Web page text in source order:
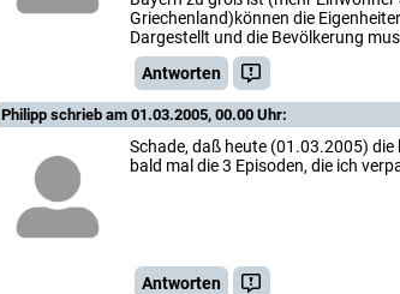
Griechenland)können die
Dargestellt und die Bevölkerung
Antworten
Philipp schrieb am 01.03.2005, 00.00 Uhr:
Schade, daß heute (01.03.2005)
bald mal die 3 Episoden, die ich
Antworten